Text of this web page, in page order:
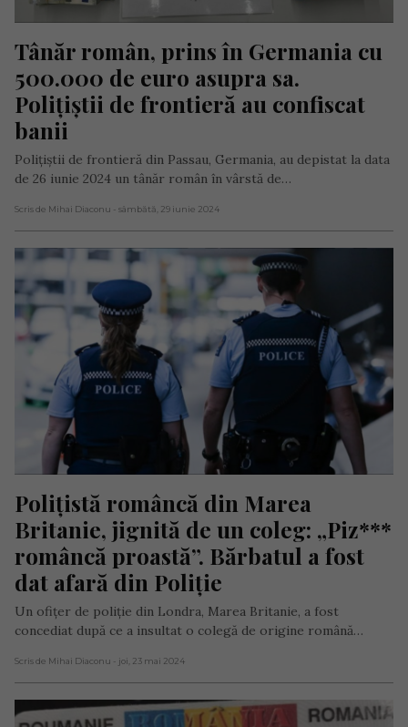
Tânăr român, prins în Germania cu
500.000 de euro asupra sa.
Polițiștii de frontieră au confiscat
banii
Polițiștii de frontieră din Passau, Germania, au depistat la data
de 26 iunie 2024 un tânăr român în vârstă de…
Scris de Mihai Diaconu - sâmbătă, 29 iunie 2024
Polițistă româncă din Marea
Britanie, jignită de un coleg: „Piz***
româncă proastă”. Bărbatul a fost
dat afară din Poliție
Un ofițer de poliție din Londra, Marea Britanie, a fost
concediat după ce a insultat o colegă de origine română…
Scris de Mihai Diaconu - joi, 23 mai 2024